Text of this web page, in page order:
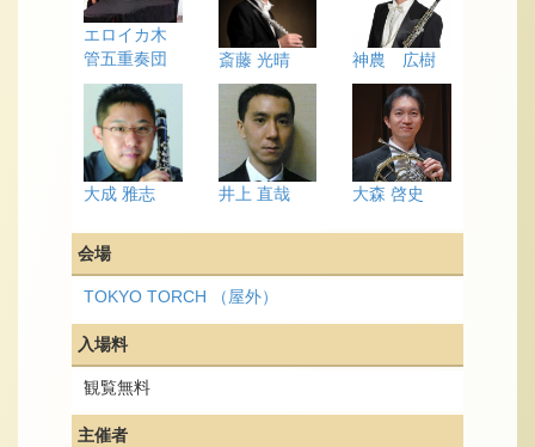
エロイカ木
管五重奏団
斎藤 光晴 神農 広樹
大成 雅志 井上 直哉 大森 啓史
会場
TOKYO TORCH （屋外）
入場料
観覧無料
主催者